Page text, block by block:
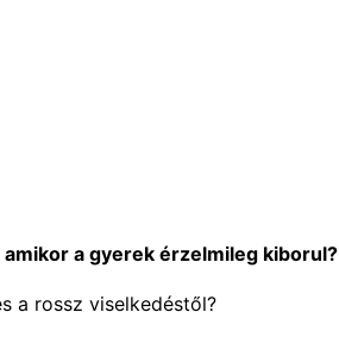
a gyerek érzelmileg kiborul?
a rossz viselkedéstől?